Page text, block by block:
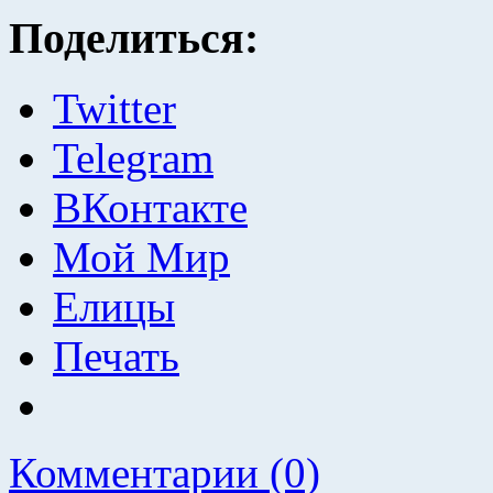
Поделиться:
Twitter
Telegram
ВКонтакте
Мой Мир
Елицы
Печать
Комментарии (0)